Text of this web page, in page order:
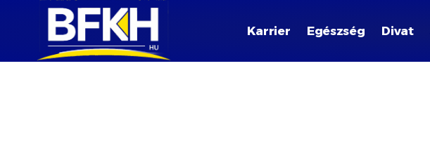
Karrier Egészség Divat